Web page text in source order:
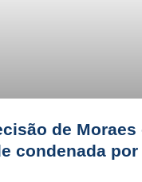
de Moraes
condenada por